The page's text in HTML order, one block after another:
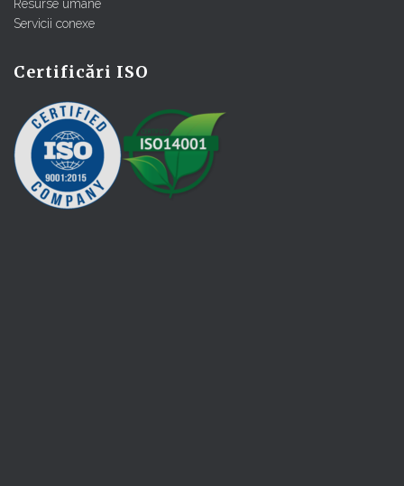
Resurse umane
Servicii conexe
Certificări ISO